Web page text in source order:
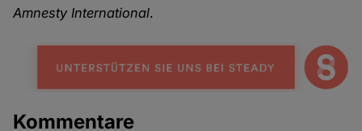
Amnesty International.
Kommentare